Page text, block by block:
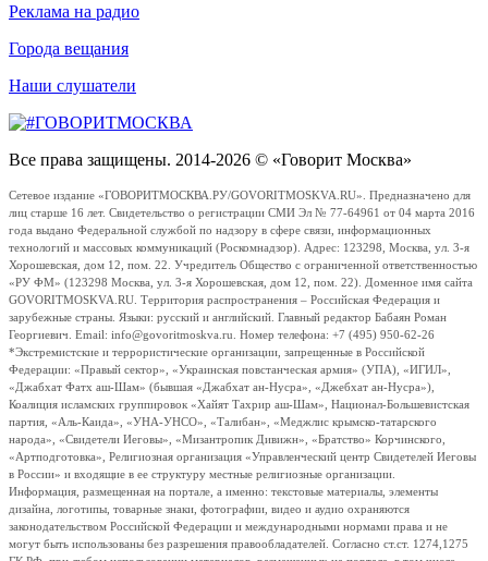
Реклама на радио
Города вещания
Наши слушатели
Все права защищены. 2014-2026 © «Говорит Москва»
Сетевое издание «ГОВОРИТМОСКВА.РУ/GOVORITMOSKVA.RU». Предназначено для
лиц старше 16 лет. Свидетельство о регистрации СМИ Эл № 77-64961 от 04 марта 2016
года выдано Федеральной службой по надзору в сфере связи, информационных
технологий и массовых коммуникаций (Роскомнадзор). Адрес: 123298, Москва, ул. 3-я
Хорошевская, дом 12, пом. 22. Учредитель Общество с ограниченной ответственностью
«РУ ФМ» (123298 Москва, ул. 3-я Хорошевская, дом 12, пом. 22). Доменное имя сайта
GOVORITMOSKVA.RU. Территория распространения – Российская Федерация и
зарубежные страны. Языки: русский и английский. Главный редактор Бабаян Роман
Георгиевич. Email: info@govoritmoskva.ru. Номер телефона: +7 (495) 950-62-26
*Экстремистские и террористические организации, запрещенные в Российской
Федерации: «Правый сектор», «Украинская повстанческая армия» (УПА), «ИГИЛ»,
«Джабхат Фатх аш-Шам» (бывшая «Джабхат ан-Нусра», «Джебхат ан-Нусра»),
Коалиция исламских группировок «Хайят Тахрир аш-Шам», Национал-Большевистская
партия, «Аль-Каида», «УНА-УНСО», «Талибан», «Меджлис крымско-татарского
народа», «Свидетели Иеговы», «Мизантропик Дивижн», «Братство» Корчинского,
«Артподготовка», Религиозная организация «Управленческий центр Свидетелей Иеговы
в России» и входящие в ее структуру местные религиозные организации.
Информация, размещенная на портале, а именно: текстовые материалы, элементы
дизайна, логотипы, товарные знаки, фотографии, видео и аудио охраняются
законодательством Российской Федерации и международными нормами права и не
могут быть использованы без разрешения правообладателей. Согласно ст.ст. 1274,1275